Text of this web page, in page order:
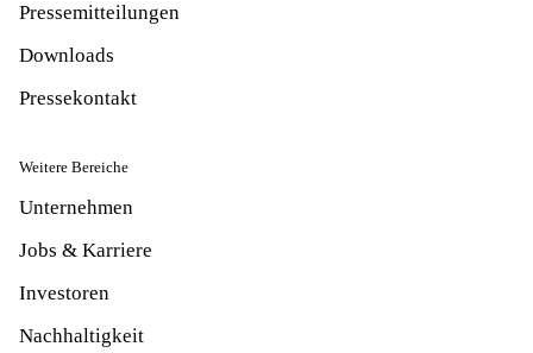
Pressemitteilungen
Downloads
Pressekontakt
Weitere Bereiche
Unternehmen
Jobs & Karriere
Investoren
Nachhaltigkeit